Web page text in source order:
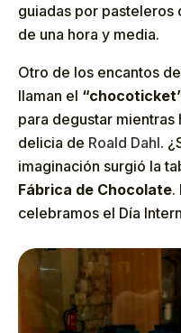
guiadas por pasteleros
de una hora y media.
Otro de los encantos
llaman el
para degustar mientras
delicia de Roald Dahl.
imaginación surgió la
Fábrica de Chocolate.
celebramos el Día